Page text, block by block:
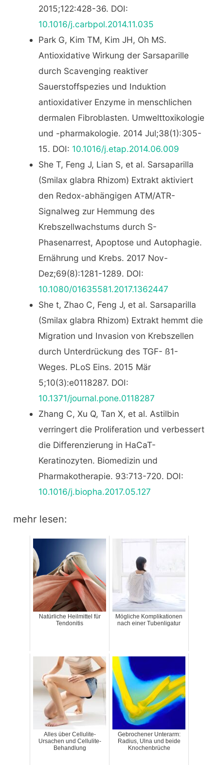
2015;122:428-36. DOI:
10.1016/j.carbpol.2014.11.035
Park G, Kim TM, Kim JH, Oh MS.
Antioxidative Wirkung der Sarsaparille
durch Scavenging reaktiver
Sauerstoffspezies und Induktion
antioxidativer Enzyme in menschlichen
dermalen Fibroblasten. Umwelttoxikologie
und -pharmakologie. 2014 Jul;38(1):305-
15. DOI: 10.1016/j.etap.2014.06.009
She T, Feng J, Lian S, et al. Sarsaparilla
(Smilax glabra Rhizom) Extrakt aktiviert
den Redox-abhängigen ATM/ATR-
Signalweg zur Hemmung des
Krebszellwachstums durch S-
Phasenarrest, Apoptose und Autophagie.
Ernährung und Krebs. 2017 Nov-
Dez;69(8):1281-1289. DOI:
10.1080/01635581.2017.1362447
She t, Zhao C, Feng J, et al. Sarsaparilla
(Smilax glabra Rhizom) Extrakt hemmt die
Migration und Invasion von Krebszellen
durch Unterdrückung des TGF- ß1-
Weges. PLoS Eins. 2015 Mär
5;10(3):e0118287. DOI:
10.1371/journal.pone.0118287
Zhang C, Xu Q, Tan X, et al. Astilbin
verringert die Proliferation und verbessert
die Differenzierung in HaCaT-
Keratinozyten. Biomedizin und
Pharmakotherapie. 93:713-720. DOI:
10.1016/j.biopha.2017.05.127
mehr lesen:
Natürliche Heilmittel für
Tendonitis
Mögliche Komplikationen
nach einer Tubenligatur
Alles über Cellulite-
Ursachen und Cellulite-
Behandlung
Gebrochener Unterarm:
Radius, Ulna und beide
Knochenbrüche